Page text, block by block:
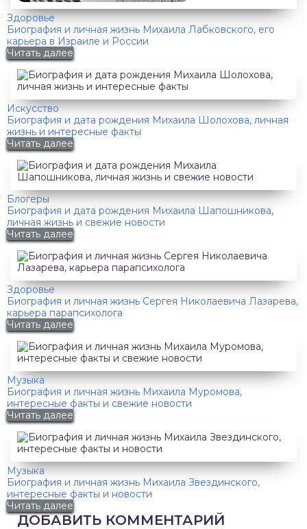
Здоровье
Биография и личная жизнь Михаила Лабковского, его
карьера в Израиле и России
Читать далее
Искусство
Биография и дата рождения Михаила Шолохова, личная
жизнь и интересные факты
Читать далее
Блогеры
Биография и дата рождения Михаила Шапошникова,
личная жизнь и свежие новости
Читать далее
Здоровье
Биография и личная жизнь Сергея Николаевича Лазарева,
карьера парапсихолога
Читать далее
Музыка
Биография и личная жизнь Михаила Муромова,
интересные факты и свежие новости
Читать далее
Музыка
Биография и личная жизнь Михаила Звездинского,
интересные факты и новости
Читать далее
ДОБАВИТЬ КОММЕНТАРИЙ